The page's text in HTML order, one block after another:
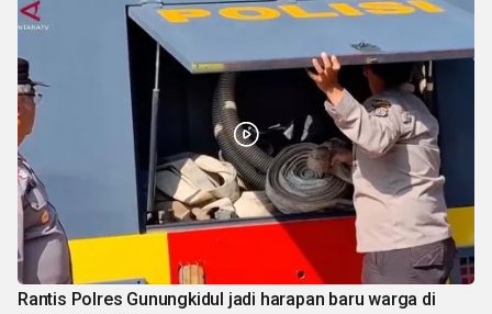
Rantis Polres Gunungkidul jadi harapan baru warga di